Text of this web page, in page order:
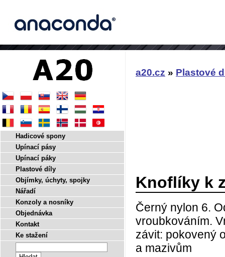
a20.cz » Plastové
Knoflíky k
Černý nylon 6.
vroubkováním.
závit: pokovený
a mazivům
Hadicové spony
Upínací pásy
Upínací páky
Plastové díly
Objímky, úchyty, spojky
Nářadí
Konzoly a nosníky
Objednávka
Kontakt
Ke stažení